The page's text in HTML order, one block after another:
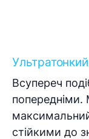
Всупереч
попередніми.
стійкими до